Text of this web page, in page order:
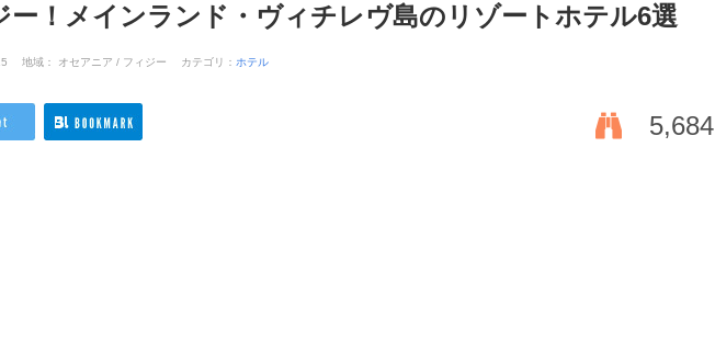
ー！メインランド・ヴィチレヴ島のリゾートホテル6選
地域： オセアニア / フィジー カテゴリ： ホテル
5,684